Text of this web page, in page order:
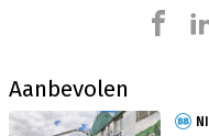
Aanbevolen